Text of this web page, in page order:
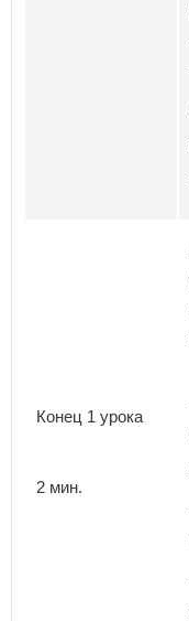
Конец 1 урока
2 мин.